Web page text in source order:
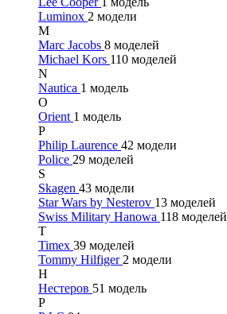
Luminox 2 модели
M
Marc Jacobs 8 моделей
Michael Kors 110 моделей
N
Nautica 1 модель
O
Orient 1 модель
P
Philip Laurence 42 модели
Police 29 моделей
S
Skagen 43 модели
Star Wars by Nesterov 13 моделей
Swiss Military Hanowa 118 моделей
T
Timex 39 моделей
Tommy Hilfiger 2 модели
Н
Нестеров 51 модель
Р